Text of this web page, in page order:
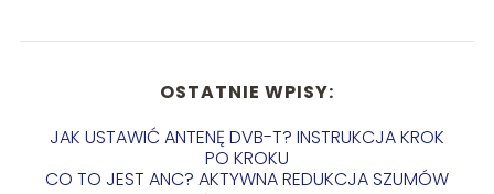
OSTATNIE WPISY:
JAK USTAWIĆ ANTENĘ DVB-T? INSTRUKCJA KROK
PO KROKU
CO TO JEST ANC? AKTYWNA REDUKCJA SZUMÓW